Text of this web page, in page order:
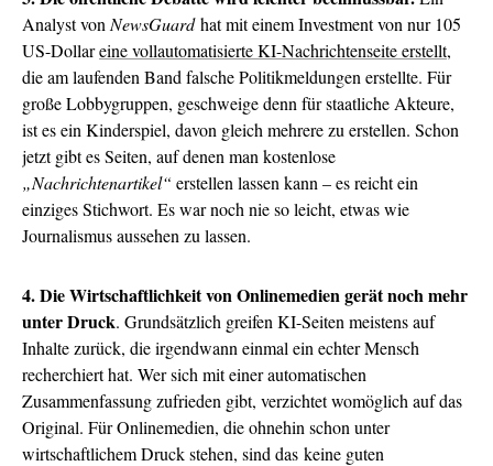
Analyst von NewsGuardhat mit einem Investment von nur 105
US-Dollareine vollautomatisierte KI-Nachrichtenseite erstellt,
die am laufenden Band falsche Politikmeldungen erstellte. Für
große Lobbygruppen, geschweige denn für staatliche Akteure,
ist es ein Kinderspiel, davon gleich mehrere zu erstellen. Schon
jetzt gibt es Seiten, auf denen man kostenlose
„Nachrichtenartikel“ erstellen lassen kann – es reicht ein
einziges Stichwort. Es war noch nie so leicht, etwas wie
Journalismus aussehen zu lassen.
4. Die Wirtschaftlichkeit von Onlinemedien gerät noch mehr
unter Druck. Grundsätzlich greifen KI-Seiten meistens auf
Inhalte zurück, die irgendwann einmal ein echter Mensch
recherchiert hat. Wer sich mit einer automatischen
Zusammenfassung zufrieden gibt, verzichtet womöglich auf das
Original. Für Onlinemedien, die ohnehin schon unter
wirtschaftlichem Druck stehen, sind das keine guten